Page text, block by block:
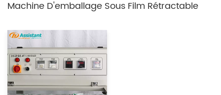
Machine D'emballage Sous Film Rétractable